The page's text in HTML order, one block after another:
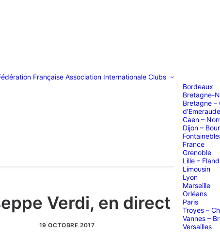
Française Association Internationale Clubs
Bordeaux
Bretagne-
Bretagne –
d’Emeraude
Caen –
Dijon –
France
Grenoble
Lille –
Limousin
Lyon
Marseille
Orléans
Paris
Troyes –
Vannes –
Versailles
Verdi, en direct de
19 OCTOBRE 2017